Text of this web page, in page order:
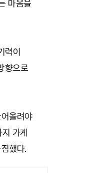
마음을
력이
향으로
올려야
가게
했다.